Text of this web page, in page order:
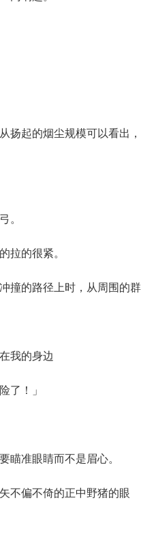
起的烟尘规模可以看出，
。
的很紧。
的路径上时，从周围的群
我的身边
！」
准眼睛而不是眉心。
偏不倚的正中野猪的眼